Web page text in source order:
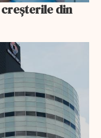
creșterile din